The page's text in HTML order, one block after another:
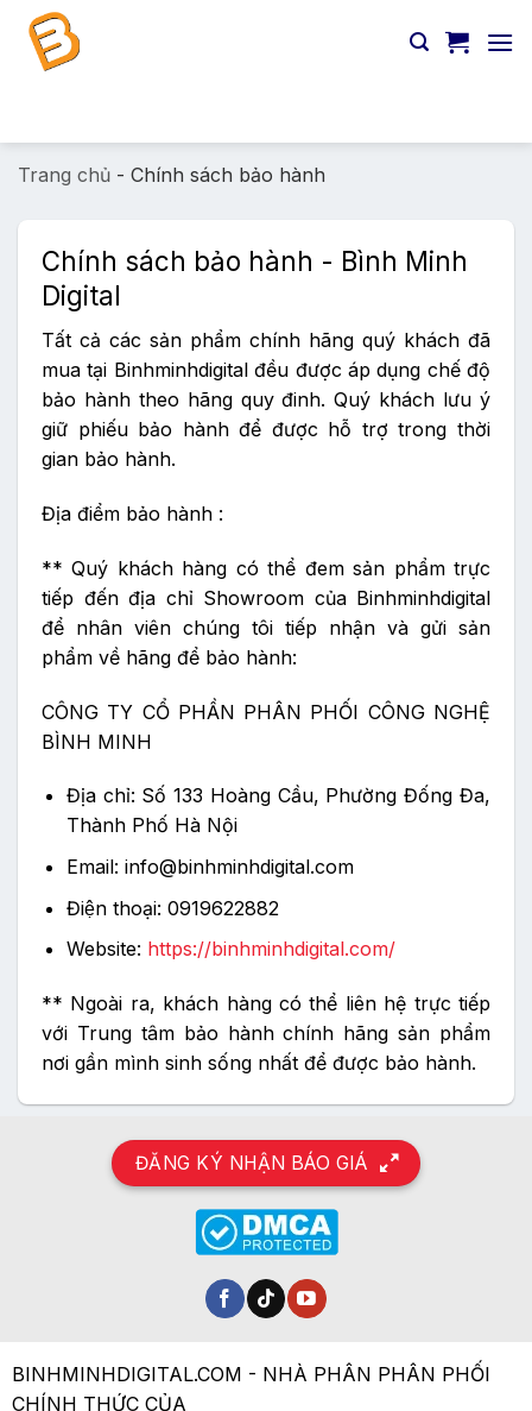
Chuyển
đến
Trang chủ - Chính sách bảo hành
Chính sách bảo hành - Bình Minh
Digital
Tất cả các sản phẩm chính hãng quý khách đã
mua tại Binhminhdigital đều được áp dụng chế độ
bảo hành theo hãng quy đinh. Quý khách lưu ý
giữ phiếu bảo hành để được hỗ trợ trong thời
gian bảo hành.
Địa điểm bảo hành :
** Quý khách hàng có thể đem sản phẩm trực
tiếp đến địa chỉ Showroom của Binhminhdigital
để nhân viên chúng tôi tiếp nhận và gửi sản
phẩm về hãng để bảo hành:
CÔNG TY CỔ PHẦN PHÂN PHỐI CÔNG NGHỆ
BÌNH MINH
Địa chỉ: Số 133 Hoàng Cầu, Phường Đống Đa,
Thành Phố Hà Nội
Email: info@binhminhdigital.com
Điện thoại: 0919622882
Website: https://binhminhdigital.com/
** Ngoài ra, khách hàng có thể liên hệ trực tiếp
với Trung tâm bảo hành chính hãng sản phẩm
nơi gần mình sinh sống nhất để được bảo hành.
ĐĂNG KÝ NHẬN BÁO GIÁ
BINHMINHDIGITAL.COM - NHÀ PHÂN PHÂN PHỐI
CHÍNH THỨC CỦA